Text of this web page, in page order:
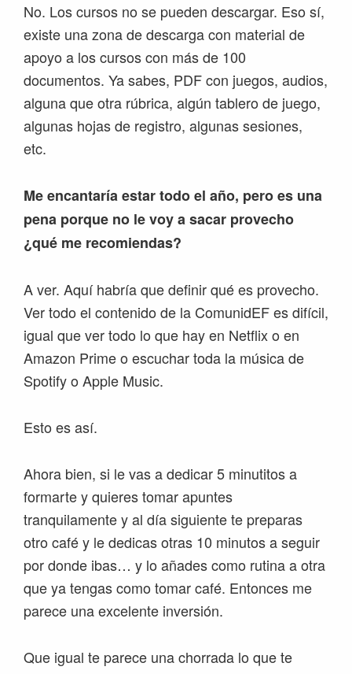
No. Los cursos no se pueden descargar. Eso sí,
existe una zona de descarga con material de
apoyo a los cursos con más de 100
documentos. Ya sabes, PDF con juegos, audios,
alguna que otra rúbrica, algún tablero de juego,
algunas hojas de registro, algunas sesiones,
etc.
Me encantaría estar todo el año, pero es una
pena porque no le voy a sacar provecho
¿qué me recomiendas?
A ver. Aquí habría que definir qué es provecho.
Ver todo el contenido de la ComunidEF es difícil,
igual que ver todo lo que hay en Netflix o en
Amazon Prime o escuchar toda la música de
Spotify o Apple Music.
Esto es así.
Ahora bien, si le vas a dedicar 5 minutitos a
formarte y quieres tomar apuntes
tranquilamente y al día siguiente te preparas
otro café y le dedicas otras 10 minutos a seguir
por donde ibas… y lo añades como rutina a otra
que ya tengas como tomar café. Entonces me
parece una excelente inversión.
Que igual te parece una chorrada lo que te